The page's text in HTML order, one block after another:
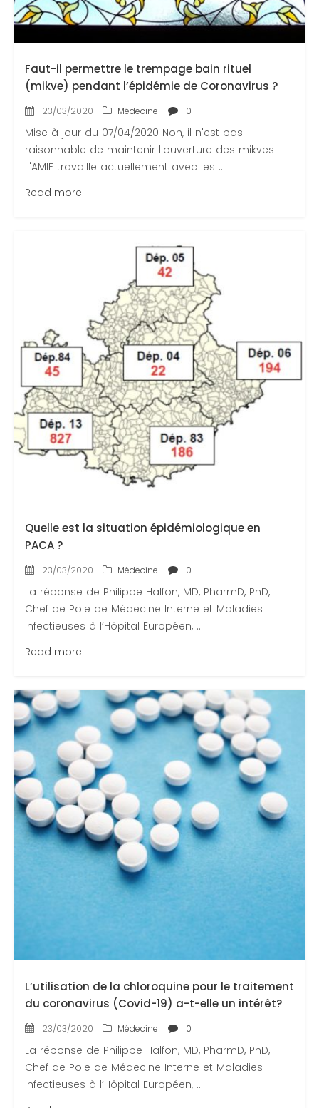
Faut-il permettre le trempage bain rituel
(mikve) pendant l’épidémie de Coronavirus ?
23/03/2020 Médecine 0
Mise à jour du 07/04/2020 Non, il n'est pas
raisonnable de maintenir l'ouverture des mikves
L'AMIF travaille actuellement avec les ...
Read more.
Quelle est la situation épidémiologique en
PACA ?
23/03/2020 Médecine 0
La réponse de Philippe Halfon, MD, PharmD, PhD,
Chef de Pole de Médecine Interne et Maladies
Infectieuses à l’Hôpital Européen, ...
Read more.
L’utilisation de la chloroquine pour le traitement
du coronavirus (Covid-19) a-t-elle un intérêt?
23/03/2020 Médecine 0
La réponse de Philippe Halfon, MD, PharmD, PhD,
Chef de Pole de Médecine Interne et Maladies
Infectieuses à l’Hôpital Européen, ...